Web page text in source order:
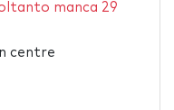
manca 29
centre